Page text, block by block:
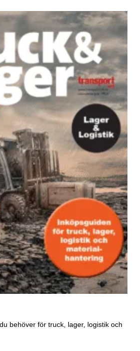
behöver för truck, lager, logistik och